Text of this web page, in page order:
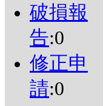
破損報
告:0
修正申
請:0